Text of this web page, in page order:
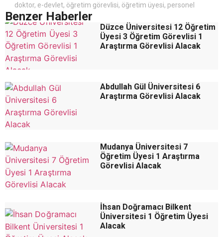
doktor, e-devlet, öğretim görevlisi, öğretim üyesi, personel
Benzer Haberler
Düzce Üniversitesi 12 Öğretim
Üyesi 3 Öğretim Görevlisi 1
Araştırma Görevlisi Alacak
Abdullah Gül Üniversitesi 6
Araştırma Görevlisi Alacak
Mudanya Üniversitesi 7
Öğretim Üyesi 1 Araştırma
Görevlisi Alacak
İhsan Doğramacı Bilkent
Üniversitesi 1 Öğretim Üyesi
Alacak